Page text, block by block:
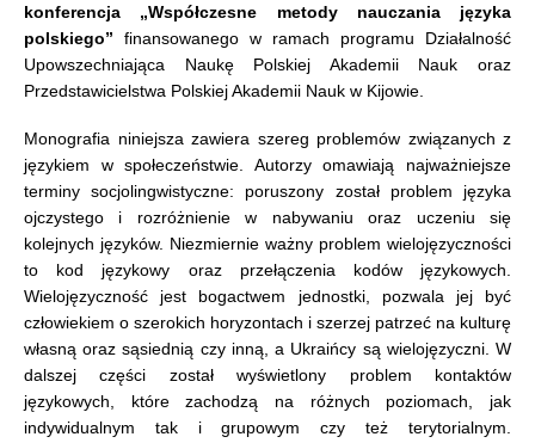
konferencja „Współczesne metody nauczania języka
polskiego” finansowanego w ramach programu Działalność
Upowszechniająca Naukę Polskiej Akademii Nauk oraz
Przedstawicielstwa Polskiej Akademii Nauk w Kijowie.
Monografia niniejsza zawiera szereg problemów związanych z
językiem w społeczeństwie. Autorzy omawiają najważniejsze
terminy socjolingwistyczne: poruszony został problem języka
ojczystego i rozróżnienie w nabywaniu oraz uczeniu się
kolejnych języków. Niezmiernie ważny problem wielojęzyczności
to kod językowy oraz przełączenia kodów językowych.
Wielojęzyczność jest bogactwem jednostki, pozwala jej być
człowiekiem o szerokich horyzontach i szerzej patrzeć na kulturę
własną oraz sąsiednią czy inną, a Ukraińcy są wielojęzyczni. W
dalszej części został wyświetlony problem kontaktów
językowych, które zachodzą na różnych poziomach, jak
indywidualnym tak i grupowym czy też terytorialnym.